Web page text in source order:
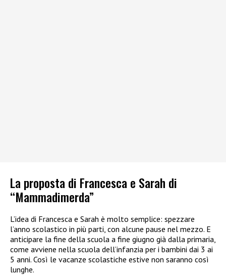
La proposta di Francesca e Sarah di
“Mammadimerda”
L’idea di Francesca e Sarah è molto semplice: spezzare
l’anno scolastico in più parti, con alcune pause nel mezzo. E
anticipare la fine della scuola a fine giugno già dalla primaria,
come avviene nella scuola dell’infanzia per i bambini dai 3 ai
5 anni. Così le vacanze scolastiche estive non saranno così
lunghe.